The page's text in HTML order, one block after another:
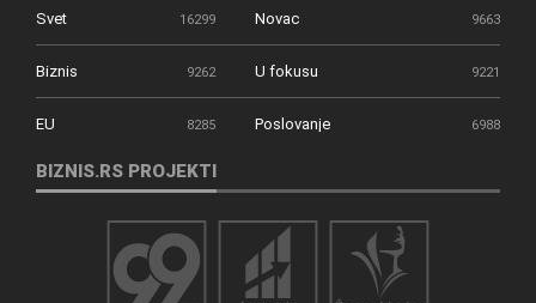
Svet 16299 Novac 9663
Biznis 9262 U fokusu 9221
EU 8285 Poslovanje 6988
BIZNIS.RS PROJEKTI